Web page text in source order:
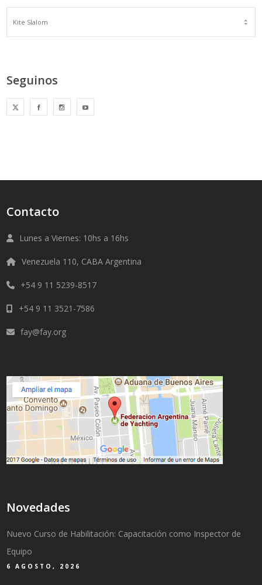
Seguinos
Contacto
Lunes a Viernes: 10hs a 16hs
Venezuela 110, CABA Argentina
+54 9 11 5239-8517
+54 9 11 3521-7586
fay@fay.org
Novedades
Nuevo Curso de Habilitación: Capacitación como Inspector de
Equipo
6 AGOSTO, 2026